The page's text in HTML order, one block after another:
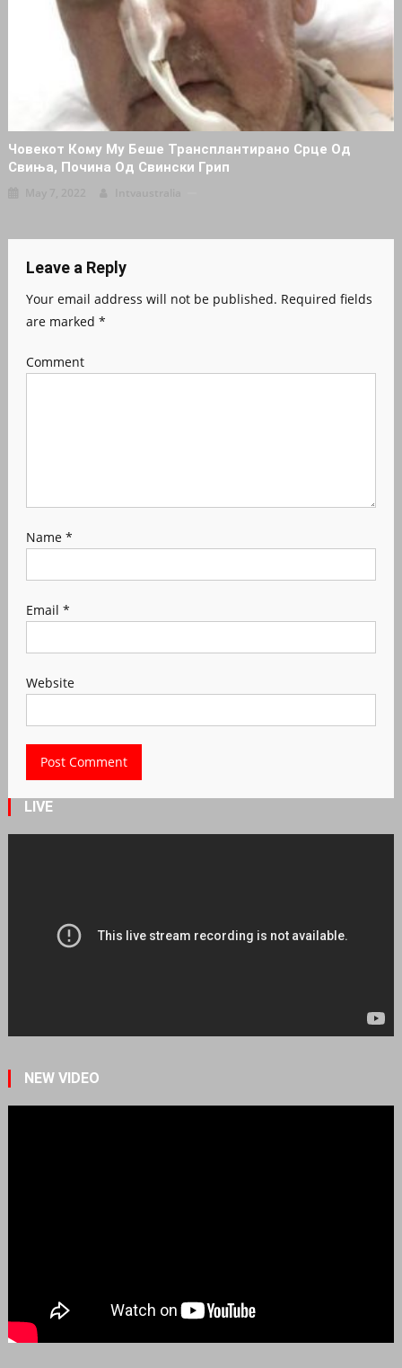
Човекот Кому Му Беше Трансплантирано Срце Од
Свиња, Почина Од Свински Грип
Leave a Reply
Your email address will not be published. Required fields
are marked *
Comment
Name *
Email *
Website
LIVE
NEW VIDEO